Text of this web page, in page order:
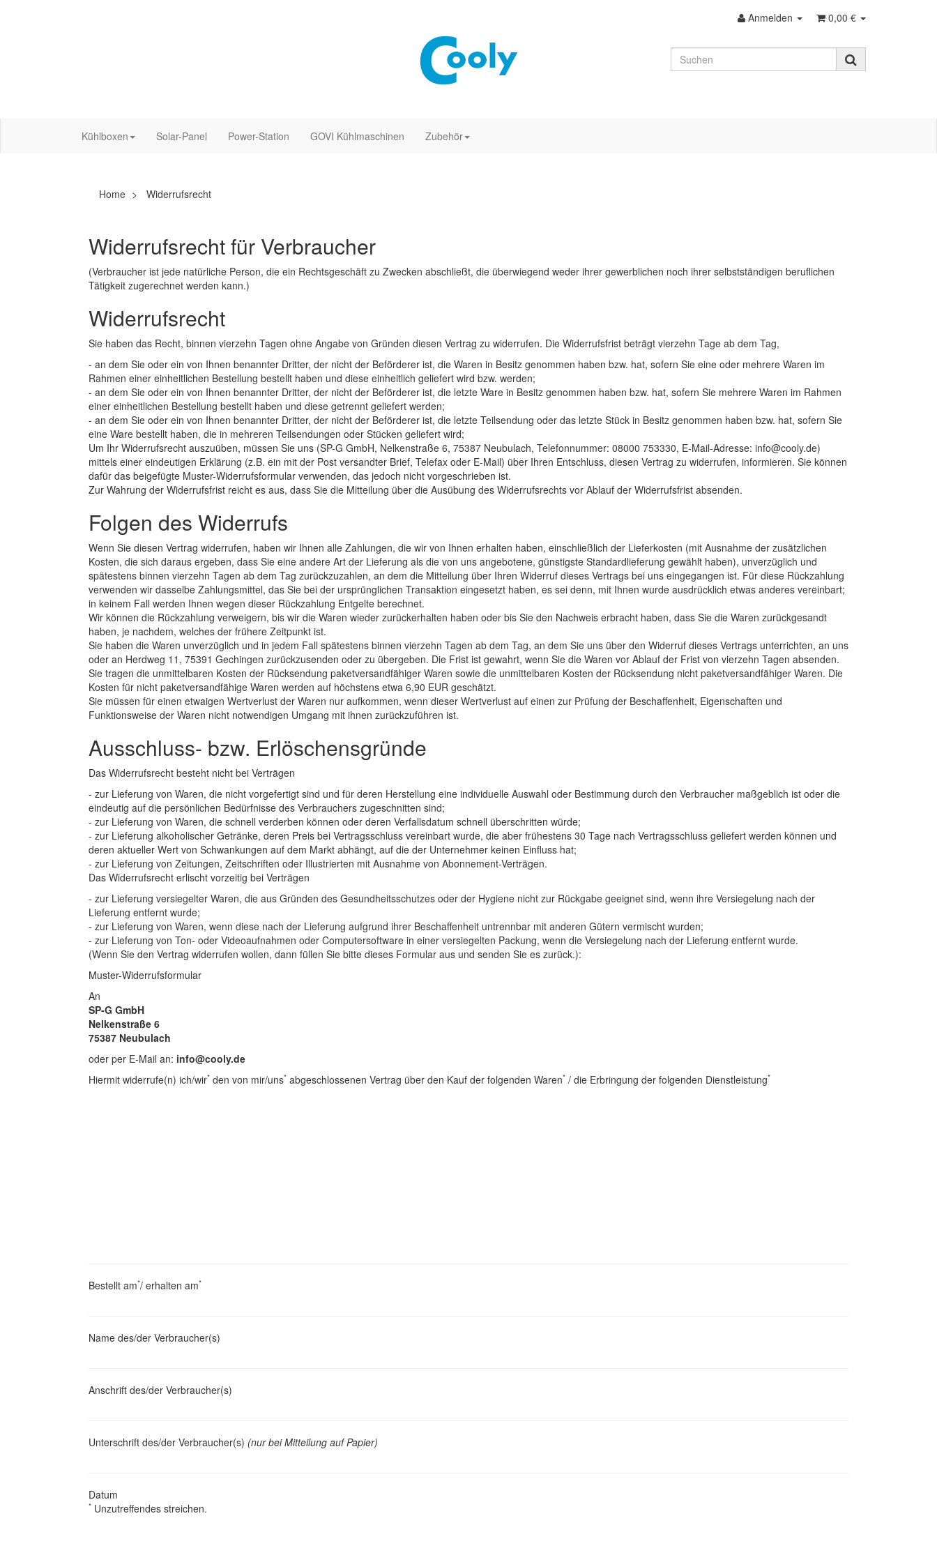
Anmelden 0,00 €
Kühlboxen Solar-Panel Power-Station GOVI Kühlmaschinen Zubehör
Home Widerrufsrecht
Widerrufsrecht für Verbraucher
(Verbraucher ist jede natürliche Person, die ein Rechtsgeschäft zu Zwecken abschließt, die überwiegend weder ihrer gewerblichen noch ihrer selbstständigen beruflichen
Tätigkeit zugerechnet werden kann.)
Widerrufsrecht
Sie haben das Recht, binnen vierzehn Tagen ohne Angabe von Gründen diesen Vertrag zu widerrufen. Die Widerrufsfrist beträgt vierzehn Tage ab dem Tag,
- an dem Sie oder ein von Ihnen benannter Dritter, der nicht der Beförderer ist, die Waren in Besitz genommen haben bzw. hat, sofern Sie eine oder mehrere Waren im
Rahmen einer einheitlichen Bestellung bestellt haben und diese einheitlich geliefert wird bzw. werden;
- an dem Sie oder ein von Ihnen benannter Dritter, der nicht der Beförderer ist, die letzte Ware in Besitz genommen haben bzw. hat, sofern Sie mehrere Waren im Rahmen
einer einheitlichen Bestellung bestellt haben und diese getrennt geliefert werden;
- an dem Sie oder ein von Ihnen benannter Dritter, der nicht der Beförderer ist, die letzte Teilsendung oder das letzte Stück in Besitz genommen haben bzw. hat, sofern Sie
eine Ware bestellt haben, die in mehreren Teilsendungen oder Stücken geliefert wird;
Um Ihr Widerrufsrecht auszuüben, müssen Sie uns (SP-G GmbH, Nelkenstraße 6, 75387 Neubulach, Telefonnummer: 08000 753330, E-Mail-Adresse: info@cooly.de)
mittels einer eindeutigen Erklärung (z.B. ein mit der Post versandter Brief, Telefax oder E-Mail) über Ihren Entschluss, diesen Vertrag zu widerrufen, informieren. Sie können
dafür das beigefügte Muster-Widerrufsformular verwenden, das jedoch nicht vorgeschrieben ist.
Zur Wahrung der Widerrufsfrist reicht es aus, dass Sie die Mitteilung über die Ausübung des Widerrufsrechts vor Ablauf der Widerrufsfrist absenden.
Folgen des Widerrufs
Wenn Sie diesen Vertrag widerrufen, haben wir Ihnen alle Zahlungen, die wir von Ihnen erhalten haben, einschließlich der Lieferkosten (mit Ausnahme der zusätzlichen
Kosten, die sich daraus ergeben, dass Sie eine andere Art der Lieferung als die von uns angebotene, günstigste Standardlieferung gewählt haben), unverzüglich und
spätestens binnen vierzehn Tagen ab dem Tag zurückzuzahlen, an dem die Mitteilung über Ihren Widerruf dieses Vertrags bei uns eingegangen ist. Für diese Rückzahlung
verwenden wir dasselbe Zahlungsmittel, das Sie bei der ursprünglichen Transaktion eingesetzt haben, es sei denn, mit Ihnen wurde ausdrücklich etwas anderes vereinbart;
in keinem Fall werden Ihnen wegen dieser Rückzahlung Entgelte berechnet.
Wir können die Rückzahlung verweigern, bis wir die Waren wieder zurückerhalten haben oder bis Sie den Nachweis erbracht haben, dass Sie die Waren zurückgesandt
haben, je nachdem, welches der frühere Zeitpunkt ist.
Sie haben die Waren unverzüglich und in jedem Fall spätestens binnen vierzehn Tagen ab dem Tag, an dem Sie uns über den Widerruf dieses Vertrags unterrichten, an uns
oder an Herdweg 11, 75391 Gechingen zurückzusenden oder zu übergeben. Die Frist ist gewahrt, wenn Sie die Waren vor Ablauf der Frist von vierzehn Tagen absenden.
Sie tragen die unmittelbaren Kosten der Rücksendung paketversandfähiger Waren sowie die unmittelbaren Kosten der Rücksendung nicht paketversandfähiger Waren. Die
Kosten für nicht paketversandfähige Waren werden auf höchstens etwa 6,90 EUR geschätzt.
Sie müssen für einen etwaigen Wertverlust der Waren nur aufkommen, wenn dieser Wertverlust auf einen zur Prüfung der Beschaffenheit, Eigenschaften und
Funktionsweise der Waren nicht notwendigen Umgang mit ihnen zurückzuführen ist.
Ausschluss- bzw. Erlöschensgründe
Das Widerrufsrecht besteht nicht bei Verträgen
- zur Lieferung von Waren, die nicht vorgefertigt sind und für deren Herstellung eine individuelle Auswahl oder Bestimmung durch den Verbraucher maßgeblich ist oder die
eindeutig auf die persönlichen Bedürfnisse des Verbrauchers zugeschnitten sind;
- zur Lieferung von Waren, die schnell verderben können oder deren Verfallsdatum schnell überschritten würde;
- zur Lieferung alkoholischer Getränke, deren Preis bei Vertragsschluss vereinbart wurde, die aber frühestens 30 Tage nach Vertragsschluss geliefert werden können und
deren aktueller Wert von Schwankungen auf dem Markt abhängt, auf die der Unternehmer keinen Einfluss hat;
- zur Lieferung von Zeitungen, Zeitschriften oder Illustrierten mit Ausnahme von Abonnement-Verträgen.
Das Widerrufsrecht erlischt vorzeitig bei Verträgen
- zur Lieferung versiegelter Waren, die aus Gründen des Gesundheitsschutzes oder der Hygiene nicht zur Rückgabe geeignet sind, wenn ihre Versiegelung nach der
Lieferung entfernt wurde;
- zur Lieferung von Waren, wenn diese nach der Lieferung aufgrund ihrer Beschaffenheit untrennbar mit anderen Gütern vermischt wurden;
- zur Lieferung von Ton- oder Videoaufnahmen oder Computersoftware in einer versiegelten Packung, wenn die Versiegelung nach der Lieferung entfernt wurde.
(Wenn Sie den Vertrag widerrufen wollen, dann füllen Sie bitte dieses Formular aus und senden Sie es zurück.):
Muster-Widerrufsformular
An
SP-G GmbH
Nelkenstraße 6
75387 Neubulach
oder per E-Mail an: info@cooly.de
Hiermit widerrufe(n) ich/wir* den von mir/uns* abgeschlossenen Vertrag über den Kauf der folgenden Waren* / die Erbringung der folgenden Dienstleistung*
Bestellt am*/ erhalten am*
Name des/der Verbraucher(s)
Anschrift des/der Verbraucher(s)
Unterschrift des/der Verbraucher(s) (nur bei Mitteilung auf Papier)
Datum
* Unzutreffendes streichen.